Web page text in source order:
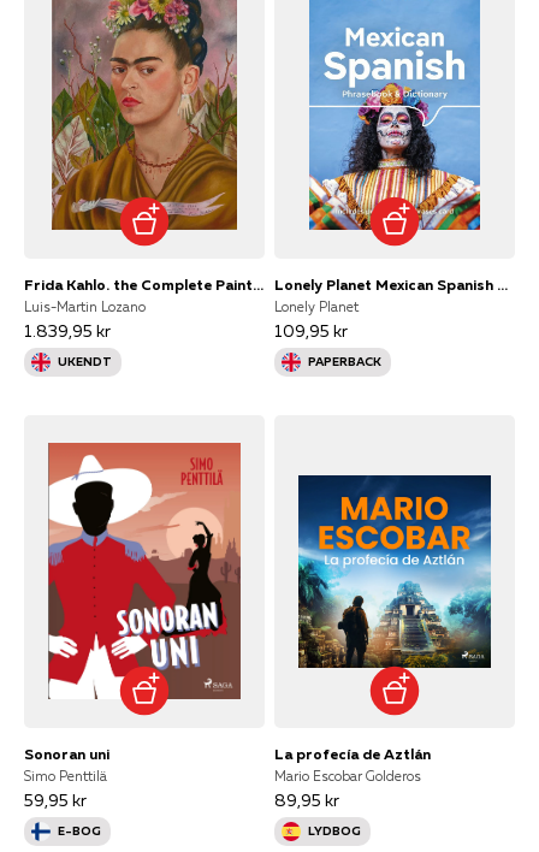
Frida Kahlo. the Complete Paintings
Luis-Martin Lozano
1.839,95 kr
UKENDT
Lonely Planet Mexican Spanish Phrasebook & Dictionary
Lonely Planet
109,95 kr
PAPERBACK
Sonoran uni
Simo Penttilä
59,95 kr
E-BOG
La profecía de Aztlán
Mario Escobar Golderos
89,95 kr
LYDBOG